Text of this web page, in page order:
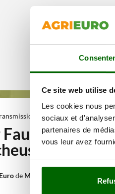
Ce site web utilise
Les cookies nous
sociaux et
partenaires de
vous leur avez
par Courroies et
et
avec
de Motofaucheuses avec